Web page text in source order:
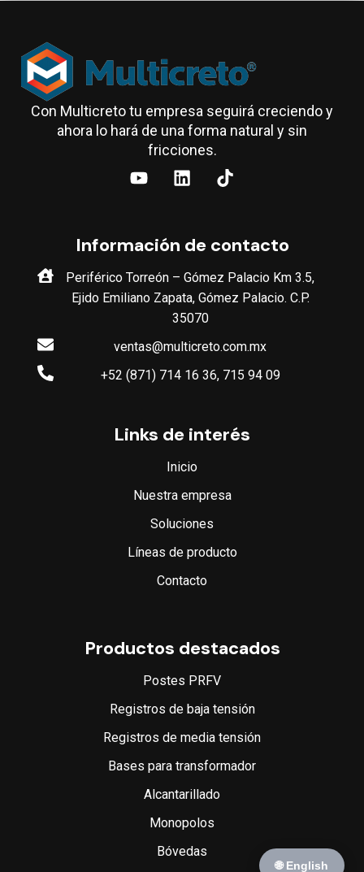
Con Multicreto tu empresa seguirá creciendo y
ahora lo hará de una forma natural y sin
fricciones.
Información de contacto
Periférico Torreón – Gómez Palacio Km 3.5,
Ejido Emiliano Zapata, Gómez Palacio. C.P.
35070
ventas@multicreto.com.mx
+52 (871) 714 16 36, 715 94 09
Links de interés
Inicio
Nuestra empresa
Soluciones
Líneas de producto
Contacto
Productos destacados
Postes PRFV
Registros de baja tensión
Registros de media tensión
Bases para transformador
Alcantarillado
Monopolos
Bóvedas
🌐 English